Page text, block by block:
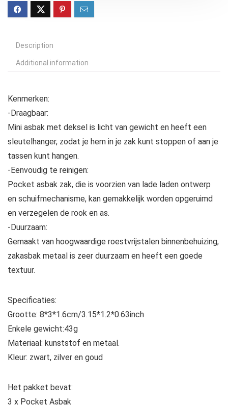
Description
Additional information
Kenmerken:
-Draagbaar:
Mini asbak met deksel is licht van gewicht en heeft een
sleutelhanger, zodat je hem in je zak kunt stoppen of aan je
tassen kunt hangen.
-Eenvoudig te reinigen:
Pocket asbak zak, die is voorzien van lade laden ontwerp
en schuifmechanisme, kan gemakkelijk worden opgeruimd
en verzegelen de rook en as.
-Duurzaam:
Gemaakt van hoogwaardige roestvrijstalen binnenbehuizing,
zakasbak metaal is zeer duurzaam en heeft een goede
textuur.
Specificaties:
Grootte: 8*3*1.6cm/3.15*1.2*0.63inch
Enkele gewicht:43g
Materiaal: kunststof en metaal.
Kleur: zwart, zilver en goud
Het pakket bevat:
3 x Pocket Asbak